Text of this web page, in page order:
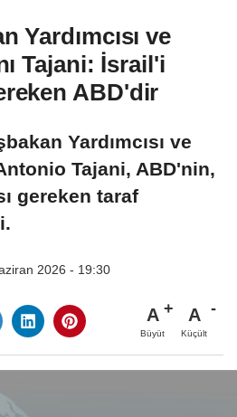
Yardımcısı ve
Tajani: İsrail'i
ABD'dir
Yardımcısı ve
Tajani, ABD'nin,
gereken taraf
2026 - 19:30
A
Büyüt
A
Küçült